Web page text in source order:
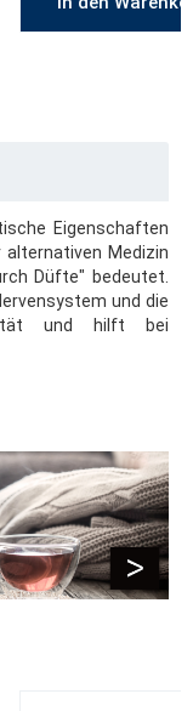
Eigenschaften
Medizin
Düfte" bedeutet.
und die
und hilft bei